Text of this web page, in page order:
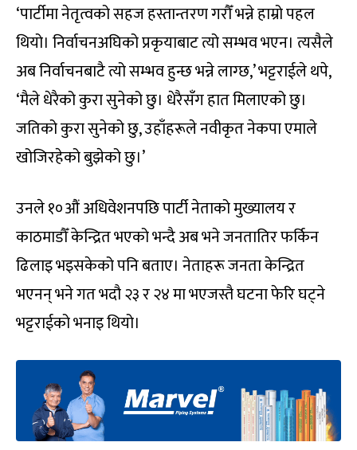
‘पार्टीमा नेतृत्वको सहज हस्तान्तरण गरौँ भन्ने हाम्रो पहल
थियो। निर्वाचनअघिको प्रकृयाबाट त्यो सम्भव भएन। त्यसैले
अब निर्वाचनबाटै त्यो सम्भव हुन्छ भन्ने लाग्छ,’ भट्टराईले थपे,
‘मैले धेरैको कुरा सुनेको छु। धेरैसँग हात मिलाएको छु।
जतिको कुरा सुनेको छु, उहाँहरूले नवीकृत नेकपा एमाले
खोजिरहेको बुझेको छु।’
उनले १०औं अधिवेशनपछि पार्टी नेताको मुख्यालय र
काठमाडौँ केन्द्रित भएको भन्दै अब भने जनतातिर फर्किन
ढिलाइ भइसकेको पनि बताए। नेताहरू जनता केन्द्रित
भएनन् भने गत भदौ २३ र २४ मा भएजस्तै घटना फेरि घट्ने
भट्टराईको भनाइ थियो।